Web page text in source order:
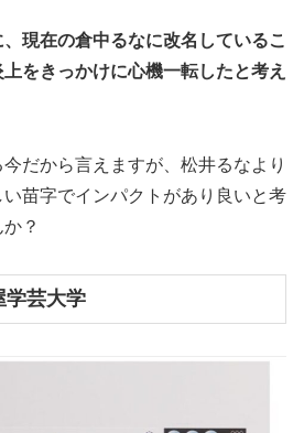
現在の倉中るなに改名しているこ
をきっかけに心機一転したと考え
だから言えますが、松井るなより
苗字でインパクトがあり良いと考
？
学芸大学